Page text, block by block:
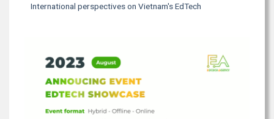
International perspectives on Vietnam's EdTech